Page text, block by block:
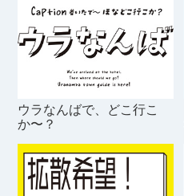
ウラなんばで、どこ行こ
か〜？